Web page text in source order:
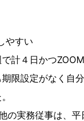
やすい
計４日かつ
期限設定がなく自
の実務従事は、平